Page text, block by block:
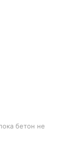
бетон не